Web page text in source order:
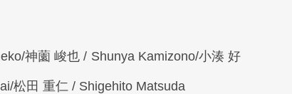
神薗 峻也 / Shunya Kamizono/小湊 好
松田 重仁 / Shigehito Matsuda